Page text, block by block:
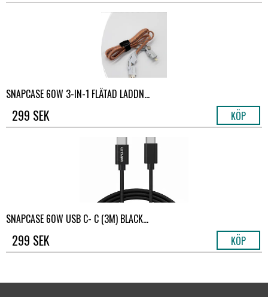
SNAPCASE 60W 3-IN-1 FLÄTAD LADDN...
299 SEK KÖP
SNAPCASE 60W USB C- C (3M) BLACK...
299 SEK KÖP